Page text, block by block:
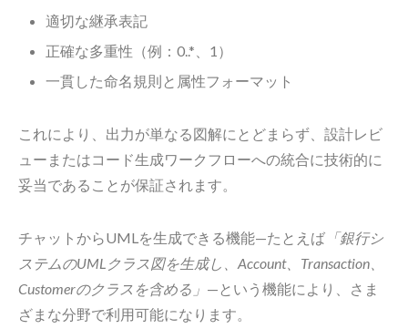
適切な継承表記
正確な多重性（例：0..*、1）
一貫した命名規則と属性フォーマット
これにより、出力が単なる図解にとどまらず、設計レビ
ューまたはコード生成ワークフローへの統合に技術的に
妥当であることが保証されます。
チャットからUMLを生成できる機能—たとえば 「銀行シ
ステムのUMLクラス図を生成し、Account、Transaction、
Customerのクラスを含める」 —という機能により、さま
ざまな分野で利用可能になります。